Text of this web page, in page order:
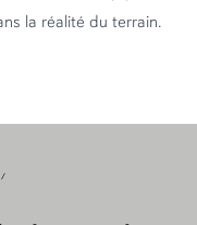
la réalité du terrain.